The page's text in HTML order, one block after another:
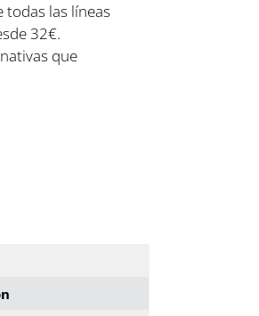
las líneas
32€.
que